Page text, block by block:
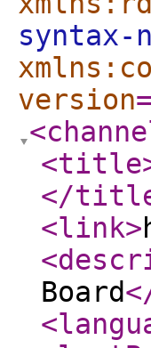
syntax-
version
<title
</
<link>
Board